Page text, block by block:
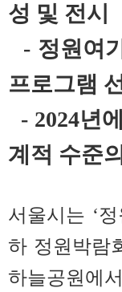
성 및 전시
- 정원여
프로그램
- 2024년
계적 수준
서울시는 ‘
하 정원박람
하늘공원에